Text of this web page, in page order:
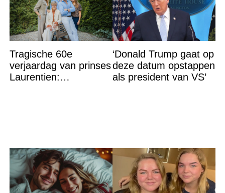
Tragische 60e
verjaardag van prinses
Laurentien:
‘Donald Trump gaat op
deze datum opstappen
als president van VS’